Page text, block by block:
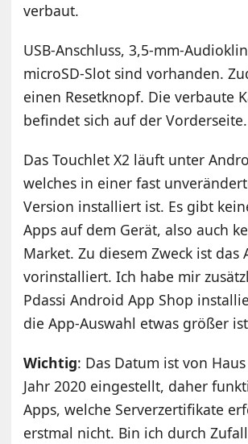
verbaut.
USB-Anschluss, 3,5-mm-
microSD-Slot sind vorhanden.
einen Resetknopf. Die verbaute
befindet sich auf der Vorderseite.
Das Touchlet X2 läuft unter
welches in einer fast
Version installiert ist. Es gibt
Apps auf dem Gerät, also auch
Market. Zu diesem Zweck ist das
vorinstalliert. Ich habe mir
Pdassi Android App Shop
die App-Auswahl etwas größer
Wichtig: Das Datum ist von
Jahr 2020 eingestellt, daher
Apps, welche Serverzertifikate
erstmal nicht. Bin ich durch